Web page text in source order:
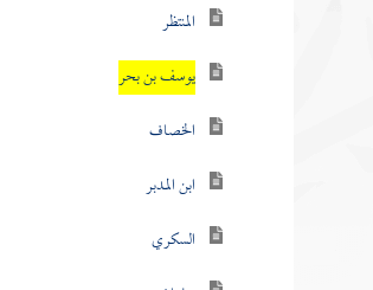
المنتظر
يوسف بن بحر
الخصاف
ابن المدبر
السكري